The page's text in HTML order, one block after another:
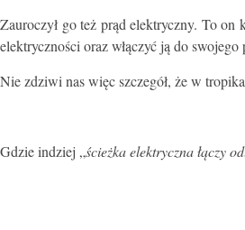
Zauroczył go też prąd elektryczny. To on
elektryczności oraz włączyć ją do swojego
Nie zdziwi nas więc szczegół, że w
Gdzie indziej „ścieżka elektryczna łączy